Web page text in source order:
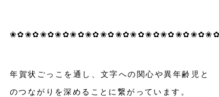
年賀状ごっこを通し、文字への関心や異年齢児と
のつながりを深めることに繋がっています。